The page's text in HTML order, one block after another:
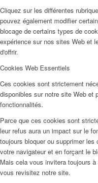
Cliquez sur les différentes
pouvez également modifier
blocage de certains types de
expérience sur nos sites Web et
d'offrir.
Cookies Web Essentiels
Ces cookies sont strictement
disponibles sur notre site Web et
fonctionnalités.
Parce que ces cookies sont
leur refus aura un impact sur le
toujours bloquer ou supprimer
votre navigateur et en forçant le
Mais cela vous invitera toujours
vous revisitez notre site.